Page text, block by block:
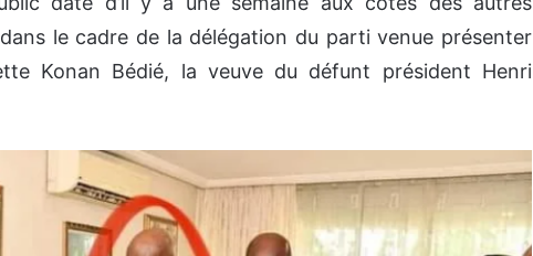
le cadre de la délégation du parti venue présenter
Konan Bédié, la veuve du défunt président Henri